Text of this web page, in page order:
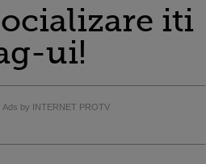
iti
ui!
Ads by INTERNET PROTV